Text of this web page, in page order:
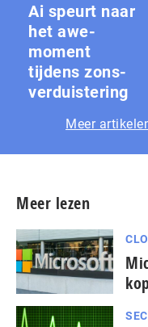
Ai speurt naar
het awe-
moment
tijdens zons­
ver­duis­te­ring
Meer
Meer lezen